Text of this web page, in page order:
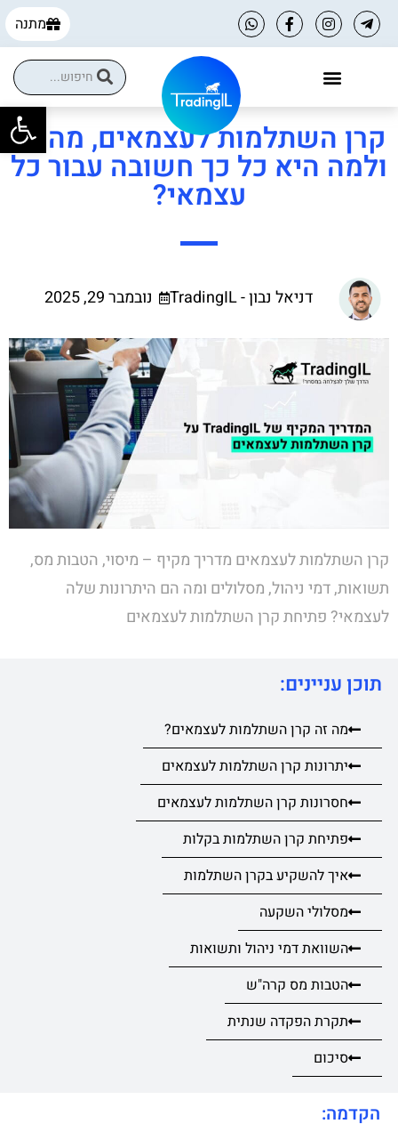
מתנה
קרן השתלמות לעצמאים, מה זה
ולמה היא כל כך חשובה עבור כל
עצמאי?
דניאל נבון - TradingIL נובמבר 29, 2025
קרן השתלמות לעצמאים מדריך מקיף – מיסוי, הטבות מס,
תשואות, דמי ניהול, מסלולים ומה הם היתרונות שלה
לעצמאי? פתיחת קרן השתלמות לעצמאים
תוכן עניינים:
מה זה קרן השתלמות לעצמאים?
יתרונות קרן השתלמות לעצמאים
חסרונות קרן השתלמות לעצמאים
פתיחת קרן השתלמות בקלות
איך להשקיע בקרן השתלמות
מסלולי השקעה
השוואת דמי ניהול ותשואות
הטבות מס קרה"ש
תקרת הפקדה שנתית
סיכום
הקדמה: